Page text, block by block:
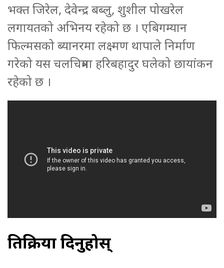
भक्त जिरेल, देवेन्द्र बब्लु, शुशील पोखरेल
लगायतको अभिनय रहेको छ । एबिगम्यान
फिल्मसको ब्यानरमा लक्ष्मण थापाले निर्माण
गरेको यस चलचित्रमा हरिबहादुर घलेको छायांकन
रहेको छ ।
प्रतिक्रिया दिनुहोस्